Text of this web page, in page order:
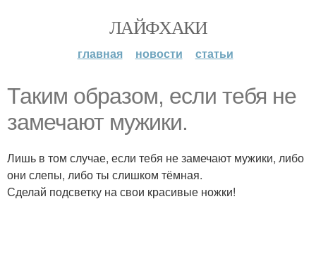
ЛАЙФХАКИ
главная новости статьи
Таким образом, если тебя не
замечают мужики.
Лишь в том случае, если тебя не замечают мужики, либо
они слепы, либо ты слишком тёмная.
Сделай подсветку на свои красивые ножки!